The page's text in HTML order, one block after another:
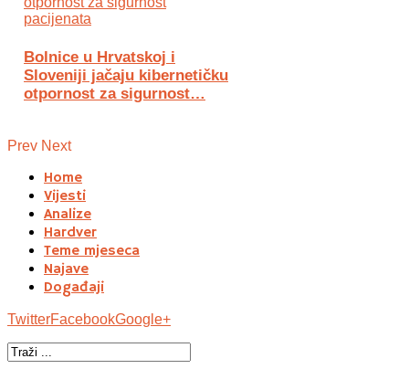
Bolnice u Hrvatskoj i
Sloveniji jačaju kibernetičku
otpornost za sigurnost…
Prev Next
Home
Vijesti
Analize
Hardver
Teme mjeseca
Najave
Događaji
TwitterFacebookGoogle+